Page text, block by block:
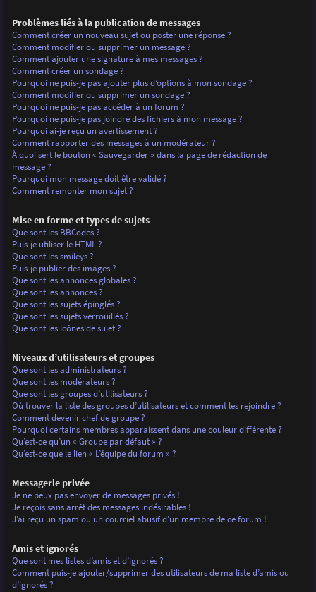
Problèmes liés à la publication de messages
Comment créer un nouveau sujet ou poster une réponse ?
Comment modifier ou supprimer un message ?
Comment ajouter une signature à mes messages ?
Comment créer un sondage ?
Pourquoi ne puis-je pas ajouter plus d’options à mon sondage ?
Comment modifier ou supprimer un sondage ?
Pourquoi ne puis-je pas accéder à un forum ?
Pourquoi ne puis-je pas joindre des fichiers à mon message ?
Pourquoi ai-je reçu un avertissement ?
Comment rapporter des messages à un modérateur ?
À quoi sert le bouton « Sauvegarder » dans la page de rédaction de
message ?
Pourquoi mon message doit être validé ?
Comment remonter mon sujet ?
Mise en forme et types de sujets
Que sont les BBCodes ?
Puis-je utiliser le HTML ?
Que sont les smileys ?
Puis-je publier des images ?
Que sont les annonces globales ?
Que sont les annonces ?
Que sont les sujets épinglés ?
Que sont les sujets verrouillés ?
Que sont les icônes de sujet ?
Niveaux d’utilisateurs et groupes
Que sont les administrateurs ?
Que sont les modérateurs ?
Que sont les groupes d’utilisateurs ?
Où trouver la liste des groupes d’utilisateurs et comment les rejoindre ?
Comment devenir chef de groupe ?
Pourquoi certains membres apparaissent dans une couleur différente ?
Qu’est-ce qu’un « Groupe par défaut » ?
Qu’est-ce que le lien « L’équipe du forum » ?
Messagerie privée
Je ne peux pas envoyer de messages privés !
Je reçois sans arrêt des messages indésirables !
J’ai reçu un spam ou un courriel abusif d’un membre de ce forum !
Amis et ignorés
Que sont mes listes d’amis et d’ignorés ?
Comment puis-je ajouter/supprimer des utilisateurs de ma liste d’amis ou
d’ignorés ?